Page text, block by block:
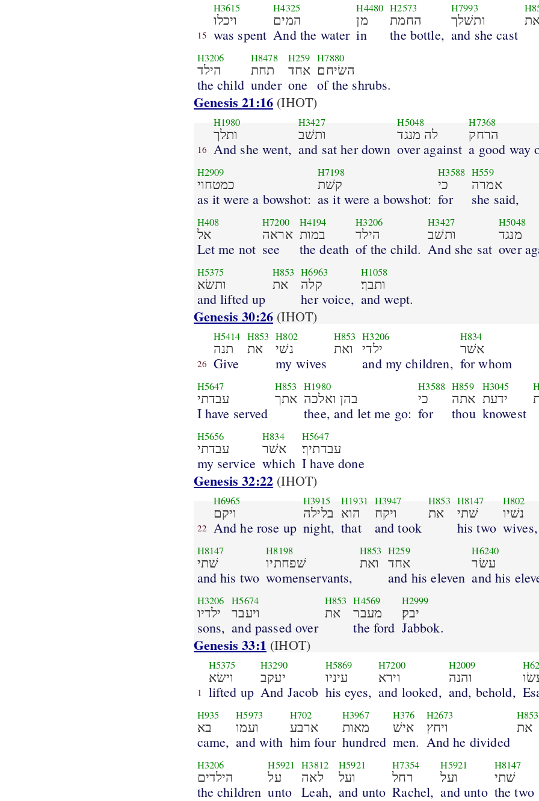
15
H3615
ויכלו
was spent
H4325
המים
And the water
H4480
מן
in
H2573
החמת
the bottle,
H7993
ותשׁלך
and she cast
H3206
הילד
the child
H8478
תחת
under
H259
אחד
one
H7880
השׂיחם׃
of the shrubs.
Genesis 21:16 (IHOT)
16
H1980
ותלך
And she went,
H3427
ותשׁב
and sat her down
H5048
לה מנגד
over against
H7368
הרחק
a good way
H2909
כמטחוי
as it were a bowshot:
H7198
קשׁת
as it were a bowshot:
H3588
כי
for
H559
אמרה
she said,
H408
אל
Let me not
H7200
אראה
see
H4194
במות
the death
H3206
הילד
of the child.
H3427
ותשׁב
And she sat
H5048
מנגד
over
H5375
ותשׂא
and lifted up
H853
את
H6963
קלה
her voice,
H1058
ותבך׃
and wept.
Genesis 30:26 (IHOT)
26
H5414
תנה
Give
H853
את
H802
נשׁי
my wives
H853
ואת
H3206
ילדי
and my children,
H834
אשׁר
for whom
H5647
עבדתי
I have served
H853
אתך
H1980
בהן ואלכה
thee, and let me go:
H3588
כי
for
H859
אתה
thou
H3045
ידעת
knowest
H5656
עבדתי
my service
H834
אשׁר
which
H5647
עבדתיך׃
I have done
Genesis 32:22 (IHOT)
22
H6965
ויקם
And he rose up
H3915
בלילה
night,
H1931
הוא
that
H3947
ויקח
and took
H853
את
H8147
שׁתי
his two
H802
נשׁיו
wives,
H8147
שׁתי
and his two
H8198
שׁפחתיו
womenservants,
H853
ואת
H259
אחד
and his eleven
H6240
עשׂר
and his
H3206
ילדיו
sons,
H5674
ויעבר
and passed over
H853
את
H4569
מעבר
the ford
H2999
יבק׃
Jabbok.
Genesis 33:1 (IHOT)
1
H5375
וישׂא
lifted up
H3290
יעקב
And Jacob
H5869
עיניו
his eyes,
H7200
וירא
and looked,
H2009
והנה
and, behold,
H935
בא
came,
H5973
ועמו
and with
H702
ארבע
him four
H3967
מאות
hundred
H376
אישׁ
men.
H2673
ויחץ
And he divided
H853
את
H3206
הילדים
the children
H5921
על
unto
H3812
לאה
Leah,
H5921
ועל
and unto
H7354
רחל
Rachel,
H5921
ועל
and unto
H8147
שׁתי
the two